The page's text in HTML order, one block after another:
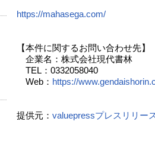
https://mahasega.com/
【本件に関するお問い合わせ先】
企業名：株式会社現代書林
TEL：0332058040
Web： https://
提供元： valuepressプレスリリー